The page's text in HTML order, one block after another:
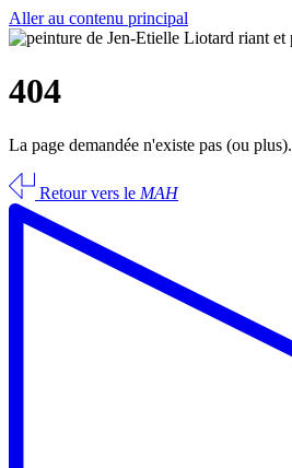
Aller au contenu principal
404
La page demandée n'existe pas (ou plus).
Retour vers le MAH